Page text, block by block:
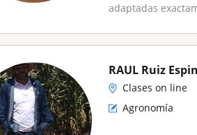
adaptadas
RAUL Ruiz
Clases on line
Agronomía